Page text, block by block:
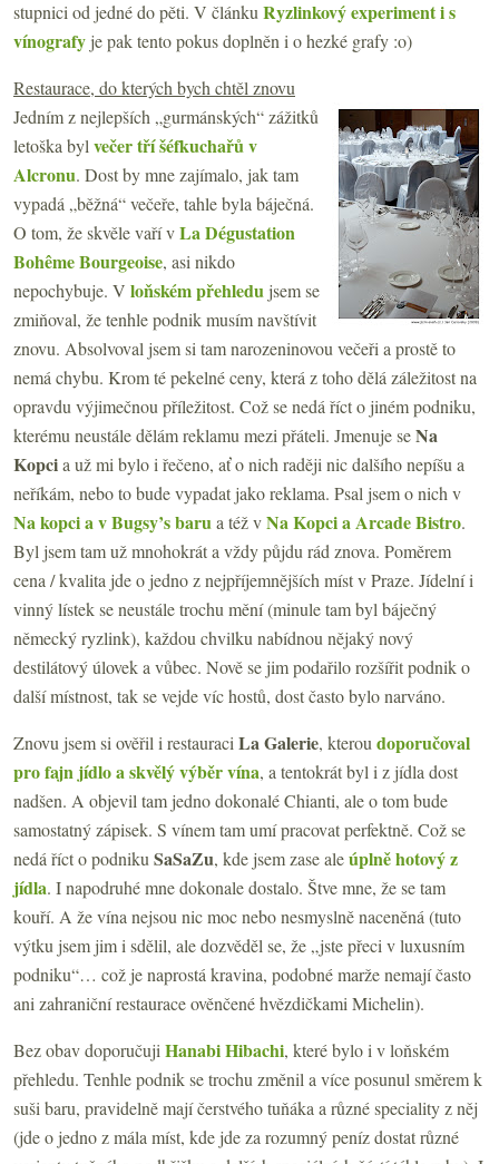
stupnici od jedné do pěti. V článku Ryzlinkový experiment i s
vínografy je pak tento pokus doplněn i o hezké grafy :o)
Restaurace, do kterých bych chtěl znovu
Jedním z nejlepších „gurmánských“ zážitků
letoška byl večer tří šéfkuchařů v
Alcronu. Dost by mne zajímalo, jak tam
vypadá „běžná“ večeře, tahle byla báječná.
O tom, že skvěle vaří vLa Dégustation
Bohême Bourgeoise, asi nikdo
nepochybuje. V loňském přehledu jsem se
zmiňoval, že tenhle podnik musím navštívit
znovu. Absolvoval jsem si tam narozeninovou večeři a prostě to
nemá chybu. Krom té pekelné ceny, která z toho dělá záležitost na
opravdu výjimečnou příležitost. Což se nedá říct o jiném podniku,
kterému neustále dělám reklamu mezi přáteli. Jmenuje seNa
Kopcia už mi bylo i řečeno, ať o nich raději nic dalšího nepíšu a
neříkám, nebo to bude vypadat jako reklama. Psal jsem o nich v
Na kopci a v Bugsy’s barua též vNa Kopci a Arcade Bistro.
Byl jsem tam už mnohokrát a vždy půjdu rád znova. Poměrem
cena / kvalita jde o jedno z nejpříjemnějších míst v Praze. Jídelní i
vinný lístek se neustále trochu mění (minule tam byl báječný
německý ryzlink), každou chvilku nabídnou nějaký nový
destilátový úlovek a vůbec. Nově se jim podařilo rozšířit podnik o
další místnost, tak se vejde víc hostů, dost často bylo narváno.
Znovu jsem si ověřil i restauraci La Galerie, kterou doporučoval
pro fajn jídlo a skvělý výběr vína, a tentokrát byl i z jídla dost
nadšen. A objevil tam jedno dokonalé Chianti, ale o tom bude
samostatný zápisek. S vínem tam umí pracovat perfektně. Což se
nedá říct o podniku SaSaZu, kde jsem zase aleúplně hotový z
jídla. I napodruhé mne dokonale dostalo. Štve mne, že se tam
kouří. A že vína nejsou nic moc nebo nesmyslně naceněná (tuto
výtku jsem jim i sdělil, ale dozvěděl se, že „jste přeci v luxusním
podniku“… což je naprostá kravina, podobné marže nemají často
ani zahraniční restaurace ověnčené hvězdičkami Michelin).
Bez obav doporučuji Hanabi Hibachi, které bylo i v loňském
přehledu. Tenhle podnik se trochu změnil a více posunul směrem k
suši baru, pravidelně mají čerstvého tuňáka a různé speciality z něj
(jde o jedno z mála míst, kde jde za rozumný peníz dostat různé